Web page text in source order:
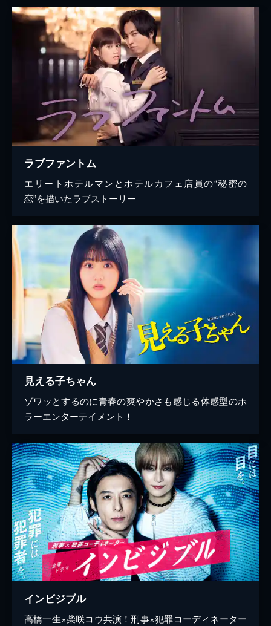
ラブファントム
エリートホテルマンとホテルカフェ店員の“秘密の
恋”を描いたラブストーリー
見える子ちゃん
ゾワッとするのに青春の爽やかさも感じる体感型のホ
ラーエンターテイメント！
インビジブル
高橋一生×柴咲コウ共演！刑事×犯罪コーディネーター